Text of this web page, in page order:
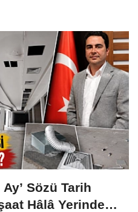
Ay’ Sözü Tarih
Hâlâ Yerinde